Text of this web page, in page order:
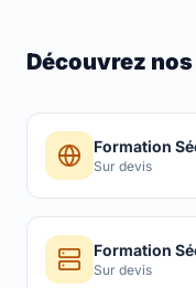
Découvrez
Formation
Sur devis
Formation
Sur devis